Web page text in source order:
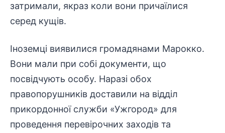
затримали, якраз коли вони причаїлися
серед кущів.
Іноземці виявилися громадянами Марокко.
Вони мали при собі документи, що
посвідчують особу. Наразі обох
правопорушників доставили на відділ
прикордонної служби «Ужгород» для
проведення перевірочних заходів та